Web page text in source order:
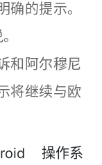
确的提示。
阿尔穆尼
将继续与欧
操作系